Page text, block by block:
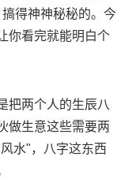
得神神秘秘的。今
你看完就能明白个
把两个人的生辰八
做生意这些需要两
水"，八字这东西